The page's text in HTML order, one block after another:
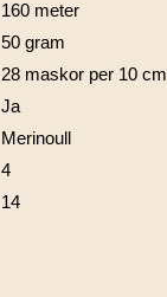
160 meter
50 gram
28 maskor per 10 cm
Ja
Merinoull
4
14